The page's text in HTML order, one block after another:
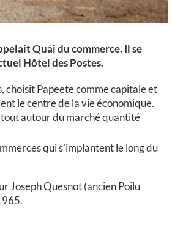
Quai du commerce. Il se
Hôtel des Postes.
Papeete comme capitale et
le centre de la vie économique.
autour du marché quantité
qui s’implantent le long du
Joseph Quesnot (ancien Poilu